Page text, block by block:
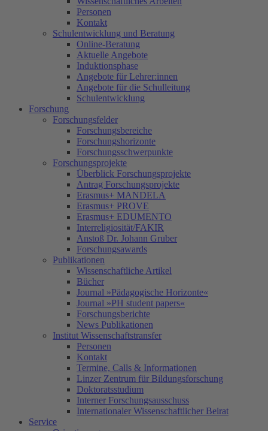
Personen
Kontakt
Schulentwicklung und Beratung
Online-Beratung
Aktuelle Angebote
Induktionsphase
Angebote für Lehrer:innen
Angebote für die Schulleitung
Schulentwicklung
Forschung
Forschungsfelder
Forschungsbereiche
Forschungshorizonte
Forschungsschwerpunkte
Forschungsprojekte
Überblick Forschungsprojekte
Antrag Forschungsprojekte
Erasmus+ MANDELA
Erasmus+ PROVE
Erasmus+ EDUMENTO
Interreligiosität/FAKIR
Anstoß Dr. Johann Gruber
Forschungsawards
Publikationen
Wissenschaftliche Artikel
Bücher
Journal »Pädagogische Horizonte«
Journal »PH student papers«
Forschungsberichte
News Publikationen
Institut Wissenschaftstransfer
Personen
Kontakt
Termine, Calls & Informationen
Linzer Zentrum für Bildungsforschung
Doktoratsstudium
Interner Forschungsausschuss
Internationaler Wissenschaftlicher Beirat
Service